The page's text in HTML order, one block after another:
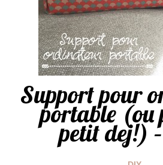
Support pour
portable (ou
petit dej!)